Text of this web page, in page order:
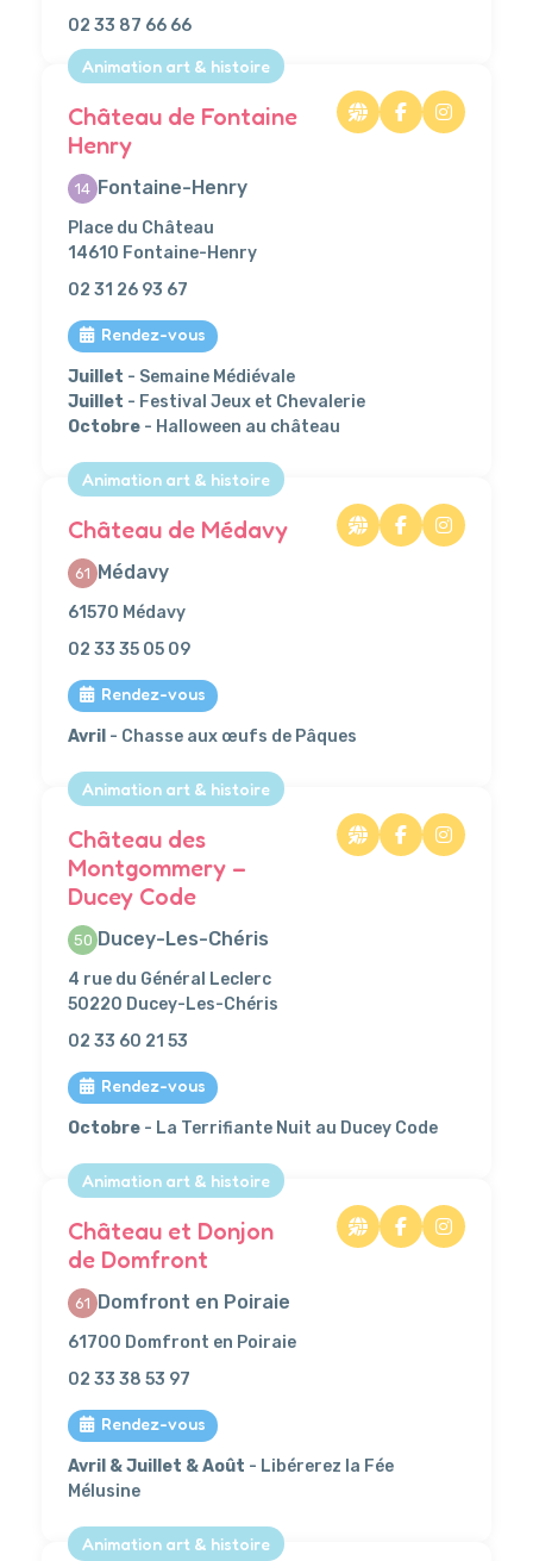
02 33 87 66 66
Animation art & histoire
Château de Fontaine
Henry
14 Fontaine-Henry
Place du Château
14610 Fontaine-Henry
02 31 26 93 67
Rendez-vous
Juillet - Semaine Médiévale
Juillet - Festival Jeux et Chevalerie
Octobre - Halloween au château
Animation art & histoire
Château de Médavy
61 Médavy
61570 Médavy
02 33 35 05 09
Rendez-vous
Avril - Chasse aux œufs de Pâques
Animation art & histoire
Château des
Montgommery –
Ducey Code
50 Ducey-Les-Chéris
4 rue du Général Leclerc
50220 Ducey-Les-Chéris
02 33 60 21 53
Rendez-vous
Octobre - La Terrifiante Nuit au Ducey Code
Animation art & histoire
Château et Donjon
de Domfront
61 Domfront en Poiraie
61700 Domfront en Poiraie
02 33 38 53 97
Rendez-vous
Avril & Juillet & Août - Libérerez la Fée
Mélusine
Animation art & histoire